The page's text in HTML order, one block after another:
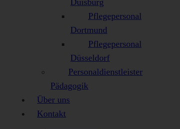
Duisburg
Pflegepersonal
Dortmund
Pflegepersonal
Düsseldorf
Personaldienstleister
Pädagogik
Über uns
Kontakt